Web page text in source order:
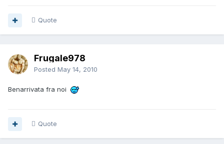
Quote
Frugale978
Posted May 14, 2010
Benarrivata fra noi
Quote